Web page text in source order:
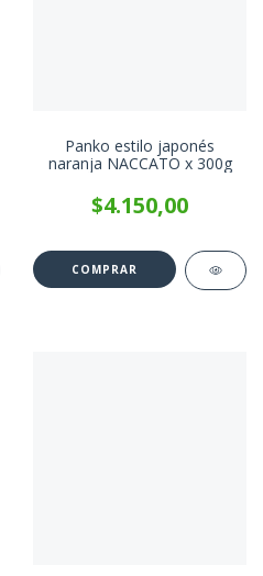
Panko estilo japonés
naranja NACCATO x 300g
$4.150,00